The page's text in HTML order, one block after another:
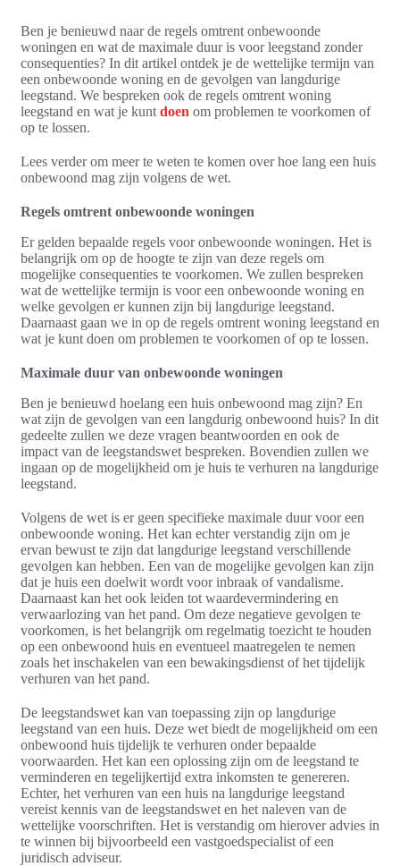
Ben je benieuwd naar de regels omtrent onbewoonde
woningen en wat de maximale duur is voor leegstand zonder
consequenties? In dit artikel ontdek je de wettelijke termijn van
een onbewoonde woning en de gevolgen van langdurige
leegstand. We bespreken ook de regels omtrent woning
leegstand en wat je kunt doen om problemen te voorkomen of
op te lossen.
Lees verder om meer te weten te komen over hoe lang een huis
onbewoond mag zijn volgens de wet.
Regels omtrent onbewoonde woningen
Er gelden bepaalde regels voor onbewoonde woningen. Het is
belangrijk om op de hoogte te zijn van deze regels om
mogelijke consequenties te voorkomen. We zullen bespreken
wat de wettelijke termijn is voor een onbewoonde woning en
welke gevolgen er kunnen zijn bij langdurige leegstand.
Daarnaast gaan we in op de regels omtrent woning leegstand en
wat je kunt doen om problemen te voorkomen of op te lossen.
Maximale duur van onbewoonde woningen
Ben je benieuwd hoelang een huis onbewoond mag zijn? En
wat zijn de gevolgen van een langdurig onbewoond huis? In dit
gedeelte zullen we deze vragen beantwoorden en ook de
impact van de leegstandswet bespreken. Bovendien zullen we
ingaan op de mogelijkheid om je huis te verhuren na langdurige
leegstand.
Volgens de wet is er geen specifieke maximale duur voor een
onbewoonde woning. Het kan echter verstandig zijn om je
ervan bewust te zijn dat langdurige leegstand verschillende
gevolgen kan hebben. Een van de mogelijke gevolgen kan zijn
dat je huis een doelwit wordt voor inbraak of vandalisme.
Daarnaast kan het ook leiden tot waardevermindering en
verwaarlozing van het pand. Om deze negatieve gevolgen te
voorkomen, is het belangrijk om regelmatig toezicht te houden
op een onbewoond huis en eventueel maatregelen te nemen
zoals het inschakelen van een bewakingsdienst of het tijdelijk
verhuren van het pand.
De leegstandswet kan van toepassing zijn op langdurige
leegstand van een huis. Deze wet biedt de mogelijkheid om een
onbewoond huis tijdelijk te verhuren onder bepaalde
voorwaarden. Het kan een oplossing zijn om de leegstand te
verminderen en tegelijkertijd extra inkomsten te genereren.
Echter, het verhuren van een huis na langdurige leegstand
vereist kennis van de leegstandswet en het naleven van de
wettelijke voorschriften. Het is verstandig om hierover advies in
te winnen bij bijvoorbeeld een vastgoedspecialist of een
juridisch adviseur.